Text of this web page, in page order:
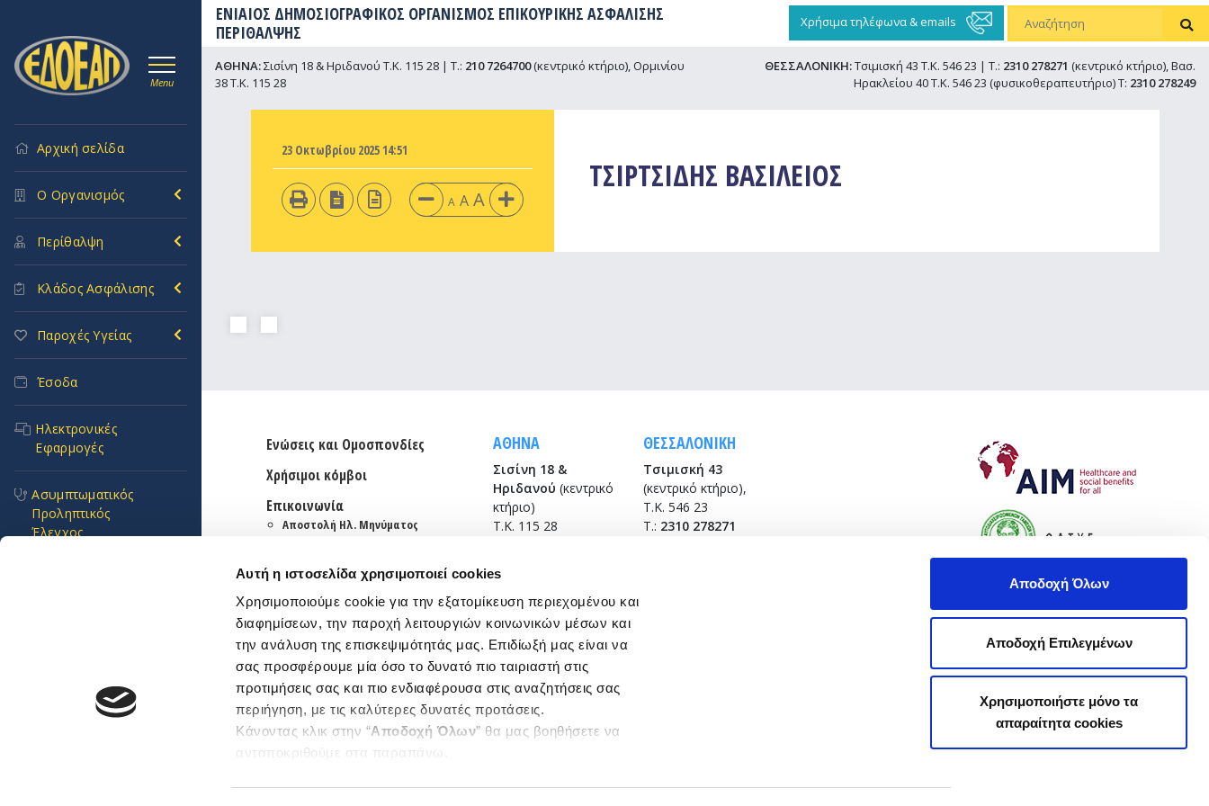
Αυτή η ιστοσελίδα χρησιμοποιεί cookies
Χρησιμοποιούμε cookie για την εξατομίκευση περιεχομένου και
διαφημίσεων, την παροχή λειτουργιών κοινωνικών μέσων και
την ανάλυση της επισκεψιμότητάς μας. Επιδίωξή μας είναι να
σας προσφέρουμε μία όσο το δυνατό πιο ταιριαστή στις
προτιμήσεις σας και πιο ενδιαφέρουσα στις αναζητήσεις σας
περιήγηση, με τις καλύτερες δυνατές προτάσεις.
Κάνοντας κλικ στην “Αποδοχή Όλων” θα μας βοηθήσετε να
ανταποκριθούμε στα παραπάνω.
Αποδοχή Όλων
Αποδοχή Επιλεγμένων
Χρησιμοποιήστε μόνο τα
απαραίτητα cookies
ΕΝΙΑΙΟΣ ΔΗΜΟΣΙΟΓΡΑΦΙΚΟΣ ΟΡΓΑΝΙΣΜΟΣ ΕΠΙΚΟΥΡΙΚΗΣ ΑΣΦΑΛΙΣΗΣ
ΠΕΡΙΘΑΛΨΗΣ
Χρήσιμα τηλέφωνα & emails
Menu
Αρχική σελίδα
Ο Οργανισμός
Περίθαλψη
Κλάδος Ασφάλισης
Παροχές Υγείας
Έσοδα
Ηλεκτρονικές
Εφαρμογές
Ασυμπτωματικός
Προληπτικός
Έλεγχος
Διαγωνισμοί
ΑΘΗΝΑ:Σισίνη 18 & Ηριδανού Τ.Κ. 115 28 | Τ.: 210 7264700(κεντρικό κτήριο), Ορμινίου
38 Τ.Κ. 115 28
ΘΕΣΣΑΛΟΝΙΚΗ:Τσιμισκή 43 Τ.Κ. 546 23 | Τ.: 2310 278271 (κεντρικό κτήριο), Βασ.
Ηρακλείου 40 Τ.Κ. 546 23 (φυσικοθεραπευτήριο) Τ: 2310 278249
23 Οκτωβρίου 2025 14:51
A A A
ΤΣΙΡΤΣΙΔΗΣ ΒΑΣΙΛΕΙΟΣ
Ενώσεις και Ομοσπονδίες
Χρήσιμοι κόμβοι
Επικοινωνία
Αποστολή Ηλ. Μηνύματος
Βρείτε μας εδώ
Αθήνα
Θεσσαλονίκη
Sitemap
ΑΘΗΝΑ
Σισίνη 18 &
Ηριδανού (κεντρικό
κτήριο)
Τ.Κ. 115 28
Ορμινίου 38
Τ.Κ. 115 28
ΘΕΣΣΑΛΟΝΙΚΗ
Τσιμισκή 43
(κεντρικό κτήριο),
Τ.Κ. 546 23
T.: 2310 278271
Copyright © 2026 ΕΔΟΕΑΠ. All Rights Reserved.